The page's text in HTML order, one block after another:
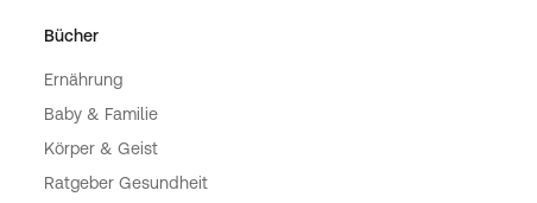
Bücher
Ernährung
Baby & Familie
Körper & Geist
Ratgeber Gesundheit